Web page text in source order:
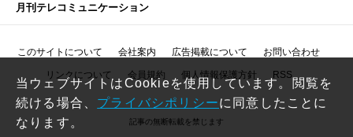
月刊テレコミュニケーション
このサイトについて 会社案内 広告掲載について お問い合わせ
リンクについて 会員規約 個人情報保護方針 RSS
記事の無断転載を禁じます
当ウェブサイトはCookieを使用しています。閲覧を
続ける場合、 プライバシポリシーに同意したことに
なります。